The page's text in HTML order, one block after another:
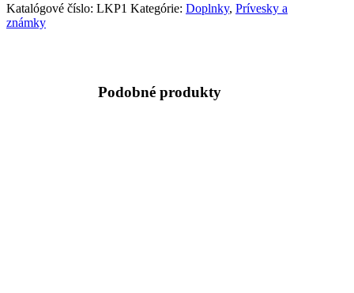
Katalógové číslo: LKP1 Kategórie: Doplnky, Prívesky a
známky
Podobné produkty